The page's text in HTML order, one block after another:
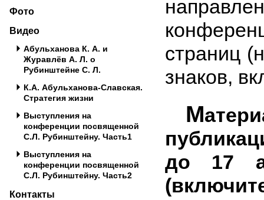
Фото
Видео
Абульханова К. А. и
Журавлёв А. Л. о
Рубинштейне С. Л.
К.А. Абульханова-Славская.
Стратегия жизни
Выступления на
конференции посвященной
С.Л. Рубинштейну. Часть1
Выступления на
конференции посвященной
С.Л. Рубинштейну. Часть2
Контакты
страниц
знаков,
М
до 17